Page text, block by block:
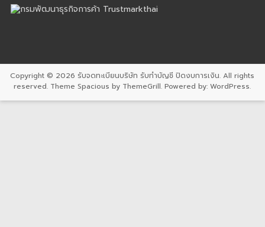
Copyright © 2026 รับจดทะเบียนบริษัท รับทำบัญชี ปิดงบการเงิน. All rights
reserved. ThemeSpacious by ThemeGrill. Powered by:WordPress.